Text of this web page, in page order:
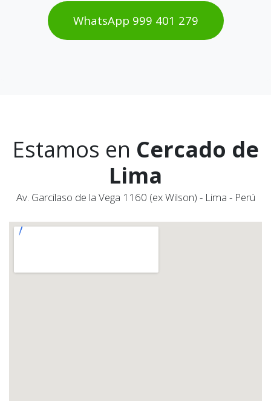
WhatsAp​​​​p 999 401 2​​79
Estamos en Cercado de
Lima
Av. Garcilaso de la Vega 1160 (ex Wilson) - Lima - Perú